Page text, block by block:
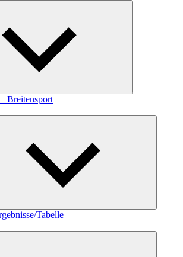
Breitensport
Tabelle